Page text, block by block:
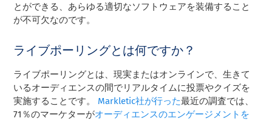
とができる、あらゆる適切なソフトウェアを装備すること
が不可欠なのです。
ライブポーリングとは何ですか？
ライブポーリングとは、現実またはオンラインで、生きて
いるオーディエンスの間でリアルタイムに投票やクイズを
実施することです。
Markletic社が行った最近の調査では、
71％のマーケターがオーディエンスのエンゲージメントを